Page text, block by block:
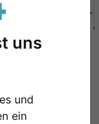
uns
und
ein